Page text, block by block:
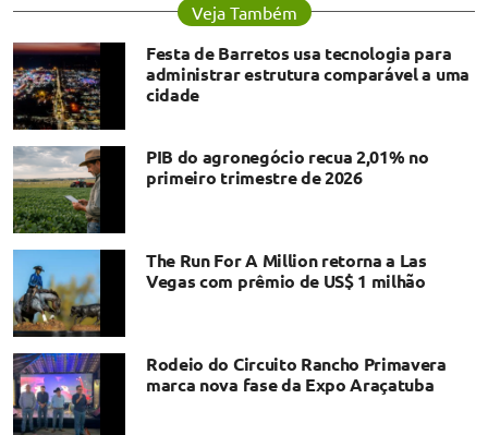
Veja Também
Festa de Barretos usa tecnologia para
administrar estrutura comparável a uma
cidade
PIB do agronegócio recua 2,01% no
primeiro trimestre de 2026
The Run For A Million retorna a Las
Vegas com prêmio de US$ 1 milhão
Rodeio do Circuito Rancho Primavera
marca nova fase da Expo Araçatuba